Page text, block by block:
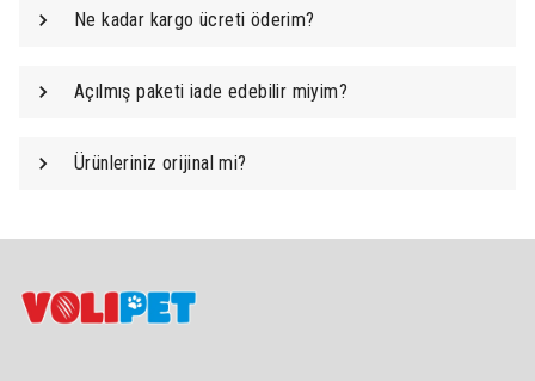
Ne kadar kargo ücreti öderim?
Açılmış paketi iade edebilir miyim?
Ürünleriniz orijinal mi?